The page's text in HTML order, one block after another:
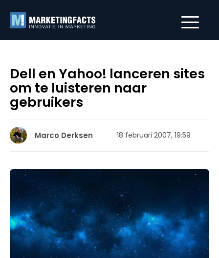
Dell en Yahoo! lanceren sites
om te luisteren naar
gebruikers
Marco Derksen 18 februari 2007, 19:59